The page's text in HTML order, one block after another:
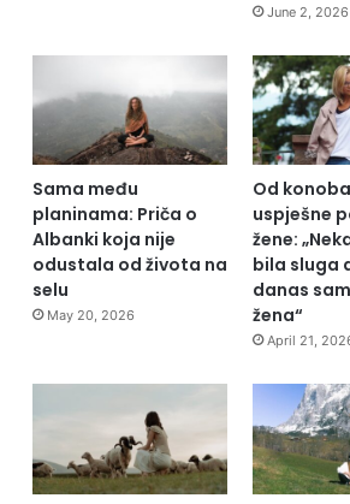
June 2, 2026
Sama među
planinama: Priča o
Albanki koja nije
odustala od života na
selu
May 20, 2026
Od
uspješne
žene:
bila sluga
danas
žena“
April 21,